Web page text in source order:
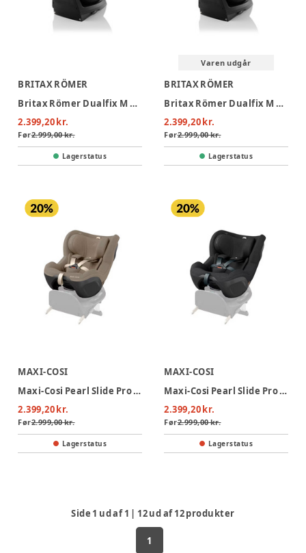
BRITAX RÖMER
Britax Römer Dualfix M Plus Autostol - Space Black
2.399,20 kr.
Før2.999,00 kr.
Lagerstatus
Varen udgår
BRITAX RÖMER
Britax Römer Dualfix M Plus Autostol - Midnight Grey
2.399,20 kr.
Før2.999,00 kr.
Lagerstatus
MAXI-COSI
Maxi-Cosi Pearl Slide Pro Autostol - Authentic Truffle
2.399,20 kr.
Før2.999,00 kr.
Lagerstatus
MAXI-COSI
Maxi-Cosi Pearl Slide Pro Autostol - Authentic Black
2.399,20 kr.
Før2.999,00 kr.
Lagerstatus
Side 1 ud af1 | 12ud af12produkter
1